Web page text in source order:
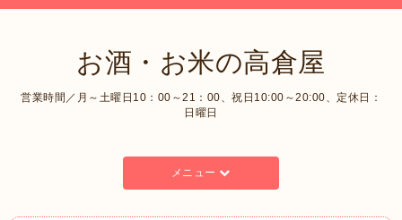
お酒・お米の高倉屋
営業時間／月～土曜日10：00～21：00、祝日10:00～20:00、定休日：
日曜日
メニュー